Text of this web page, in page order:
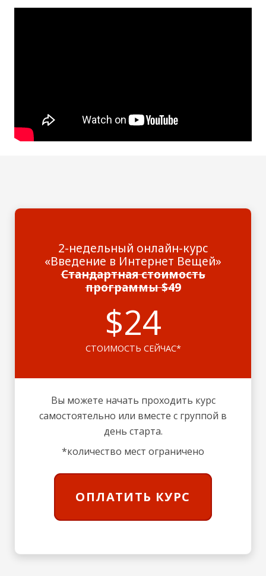
2-недельный онлайн-курс
«‎Введение в Интернет Вещей»
Стандартная стоимость
программы $49
$24
СТОИМОСТЬ СЕЙЧАС*
Вы можете начать проходить курс
самостоятельно или вместе с группой в
день старта.
*количество мест ограничено
ОПЛАТИТЬ КУРС